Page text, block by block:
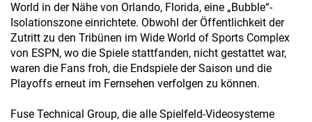
World in der Nähe von Orlando, Florida, eine „Bubble“-
Isolationszone einrichtete. Obwohl der Öffentlichkeit der
Zutritt zu den Tribünen im Wide World of Sports Complex
von ESPN, wo die Spiele stattfanden, nicht gestattet war,
waren die Fans froh, die Endspiele der Saison und die
Playoffs erneut im Fernsehen verfolgen zu können.
Fuse Technical Group, die alle Spielfeld-Videosysteme